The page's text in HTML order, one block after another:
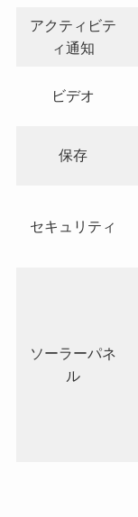
アクティビテ
ィ通知
ビデオ
保存
セキュリティ
ソーラーパネ
ル